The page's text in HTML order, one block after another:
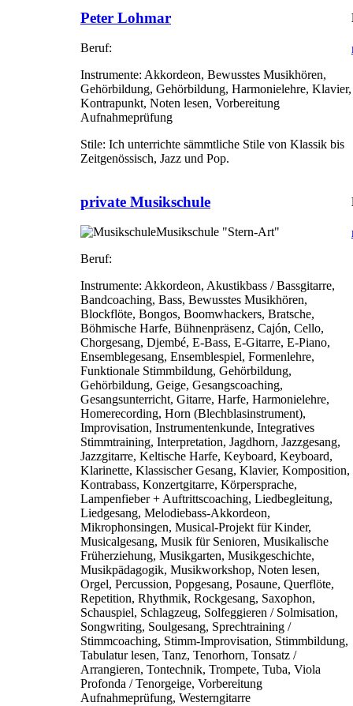
Peter Lohmar
Beruf:
Instrumente: Akkordeon, Bewusstes Musikhören,
Gehörbildung, Gehörbildung, Harmonielehre, Klavier,
Kontrapunkt, Noten lesen, Vorbereitung
Aufnahmeprüfung
Stile: Ich unterrichte sämmtliche Stile von Klassik bis
Zeitgenössisch, Jazz und Pop.
private Musikschule
Musikschule "Stern-Art"
Beruf:
Instrumente: Akkordeon, Akustikbass / Bassgitarre,
Bandcoaching, Bass, Bewusstes Musikhören,
Blockflöte, Bongos, Boomwhackers, Bratsche,
Böhmische Harfe, Bühnenpräsenz, Cajón, Cello,
Chorgesang, Djembé, E-Bass, E-Gitarre, E-Piano,
Ensemblegesang, Ensemblespiel, Formenlehre,
Funktionale Stimmbildung, Gehörbildung,
Gehörbildung, Geige, Gesangscoaching,
Gesangsunterricht, Gitarre, Harfe, Harmonielehre,
Homerecording, Horn (Blechblasinstrument),
Improvisation, Instrumentenkunde, Integratives
Stimmtraining, Interpretation, Jagdhorn, Jazzgesang,
Jazzgitarre, Keltische Harfe, Keyboard, Keyboard,
Klarinette, Klassischer Gesang, Klavier, Komposition,
Kontrabass, Konzertgitarre, Körpersprache,
Lampenfieber + Auftrittscoaching, Liedbegleitung,
Liedgesang, Melodiebass-Akkordeon,
Mikrophonsingen, Musical-Projekt für Kinder,
Musicalgesang, Musik für Senioren, Musikalische
Früherziehung, Musikgarten, Musikgeschichte,
Musikpädagogik, Musikworkshop, Noten lesen,
Orgel, Percussion, Popgesang, Posaune, Querflöte,
Repetition, Rhythmik, Rockgesang, Saxophon,
Schauspiel, Schlagzeug, Solfeggieren / Solmisation,
Songwriting, Soulgesang, Sprechtraining /
Stimmcoaching, Stimm-Improvisation, Stimmbildung,
Tabulatur lesen, Tanz, Tenorhorn, Tonsatz /
Arrangieren, Tontechnik, Trompete, Tuba, Viola
Profonda / Tenorgeige, Vorbereitung
Aufnahmeprüfung, Westerngitarre